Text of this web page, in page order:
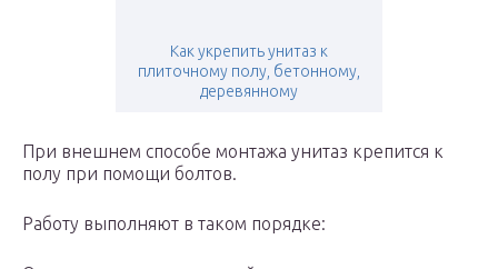
Как укрепить унитаз к
плиточному полу, бетонному,
деревянному
При внешнем способе монтажа унитаз крепится к
полу при помощи болтов.
Работу выполняют в таком порядке: